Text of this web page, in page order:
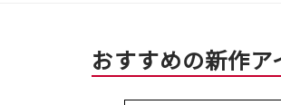
おすすめの新作ア